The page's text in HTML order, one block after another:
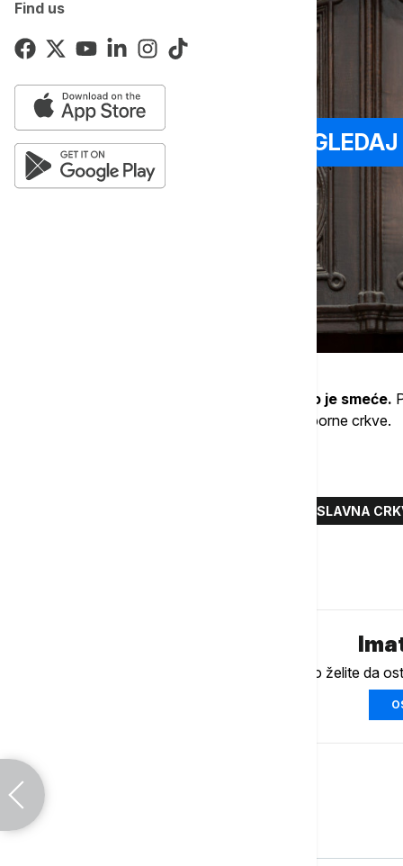
Find us
Oštećen je vitraž, rasveta, nabacano je smeće.
toga sve tačno utvrditi", objasnili su iz Saborne crkve.
PRAVOSLAVNA
Ukoliko želite da